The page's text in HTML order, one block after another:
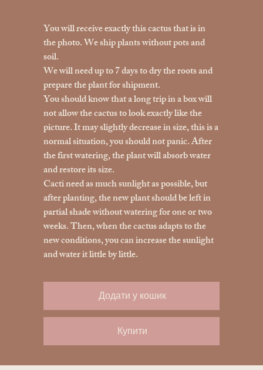
You will receive exactly this cactus that is in
the photo. We ship plants without pots and
soil.
We will need up to 7 days to dry the roots and
prepare the plant for shipment.
You should know that a long trip in a box will
not allow the cactus to look exactly like the
picture. It may slightly decrease in size, this is a
normal situation, you should not panic. After
the first watering, the plant will absorb water
and restore its size.
Cacti need as much sunlight as possible, but
after planting, the new plant should be left in
partial shade without watering for one or two
weeks. Then, when the cactus adapts to the
new conditions, you can increase the sunlight
and water it little by little.
Додати у кошик
Купити